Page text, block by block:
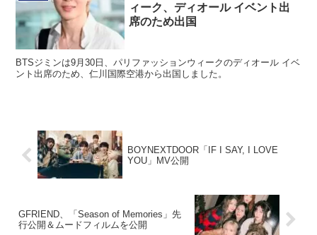
ィーク、ディオール イベント出
席のため出国
BTSジミンは9月30日、パリファッションウィークのディオール イベ
ント出席のため、仁川国際空港から出国しました。
BOYNEXTDOOR「IF I SAY, I LOVE
YOU」MV公開
GFRIEND、「Season of Memories」先
行公開＆ムードフィルムを公開